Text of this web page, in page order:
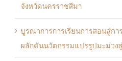
จังหวัดนครราชสีมา
บูรณาการการเรียนการสอนสู่ก
ผลักดันนวัตกรรมแปรรูปมะม่ว